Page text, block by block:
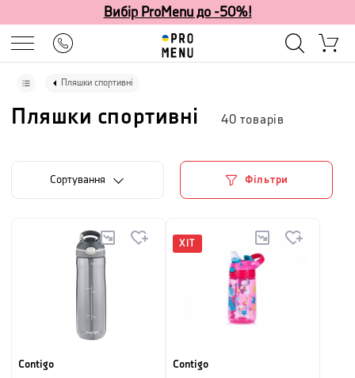
Вибір ProMenu до -50%!
Пляшки спортивні
Пляшки спортивні 40 товарів
Сортування Фільтри
Contigo
ХІТ
Contigo